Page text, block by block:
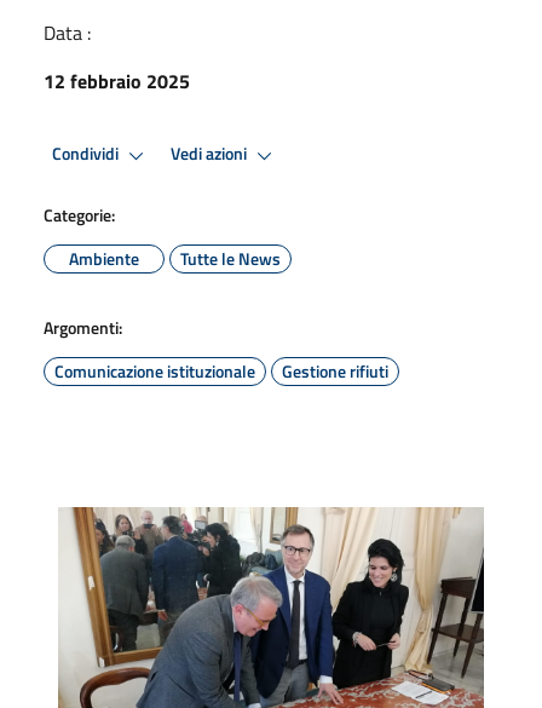
Data :
12 febbraio 2025
Condividi Vedi azioni
Categorie:
Ambiente
Tutte le News
Argomenti:
Comunicazione istituzionale
Gestione rifiuti